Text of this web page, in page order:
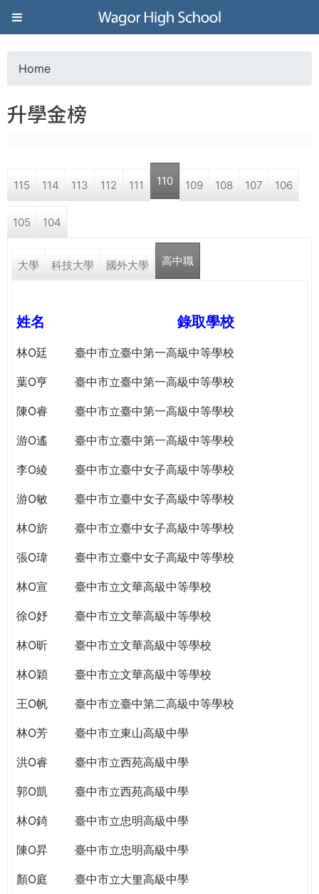
Jump to navigation
葳
格
高
學
民。
WAGOR
TODAY
THE
TOMORROW
YOU
ON
PATH
GLOBAL
CITIZENSHIP
o
a
r
e
e
e
Home
升學金榜
115 114 113 112 111 110 109 108 107 106
105 104
大學 科技大學 國外大學 高中職
姓名 錄取學校
林O廷 臺中市立臺中第一高級中等學校
葉O亨 臺中市立臺中第一高級中等學校
陳O睿 臺中市立臺中第一高級中等學校
游O遙 臺中市立臺中第一高級中等學校
李O綾 臺中市立臺中女子高級中等學校
游O敏 臺中市立臺中女子高級中等學校
林O旂 臺中市立臺中女子高級中等學校
張O瑋 臺中市立臺中女子高級中等學校
林O宣 臺中市立文華高級中等學校
徐O妤 臺中市立文華高級中等學校
林O昕 臺中市立文華高級中等學校
林O穎 臺中市立文華高級中等學校
王O帆 臺中市立臺中第二高級中等學校
林O芳 臺中市立東山高級中學
洪O睿 臺中市立西苑高級中學
郭O凱 臺中市立西苑高級中學
林O錡 臺中市立忠明高級中學
陳O昇 臺中市立忠明高級中學
顏O庭 臺中市立大里高級中學